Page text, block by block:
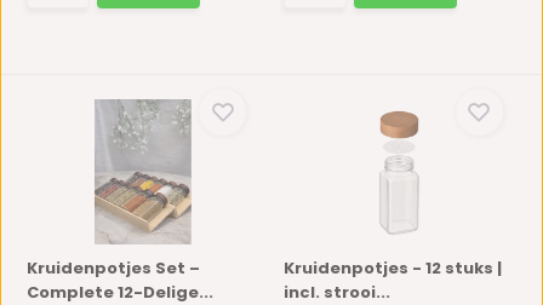
Kruidenpotjes Set –
Complete 12-Delige...
Kruidenpotjes - 12 stuks |
incl. strooi...